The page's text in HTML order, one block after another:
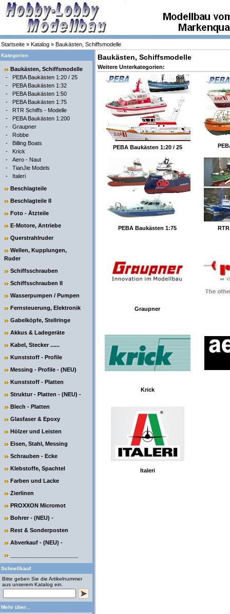
Startseite » Katalog » Baukästen, Schiffsmodelle
Kategorien
Baukästen, Schiffsmodelle
- PEBA Baukästen 1:20 / 25
- PEBA Baukästen 1:32
- PEBA Baukästen 1:50
- PEBA Baukästen 1:75
- RTR Schiffs - Modelle
- PEBA Baukästen 1:200
- Graupner
- Robbe
- Billing Boats
- Krick
- Aero - Naut
- TianJie Models
- Italeri
Beschlagteile
Beschlagteile II
Foto - Ätzteile
E-Motore, Antriebe
Querstrahlruder
Wellen, Kupplungen,
Ruder
Schiffsschrauben
Schiffsschrauben II
Wasserpumpen / Pumpen
Fernsteuerung, Elektronik
Gabelköpfe, Stellringe
Akkus & Ladegeräte
Kabel, Stecker ......
Kunststoff - Profile
Messing - Profile - (NEU)
Kunststoff - Platten
Struktur - Platten - (NEU) -
Blech - Platten
Glasfaser & Epoxy
Hölzer und Leisten
Eisen, Stahl, Messing
Schrauben - Ecke
Klebstoffe, Spachtel
Farben und Lacke
Zierlinen
PROXXON Micromot
Bohrer - (NEU) -
Rest & Sonderposten
Abverkauf - (NEU) -
Schnellkauf
Bitte geben Sie die Artikelnummer
aus unserem Katalog ein.
Mehr über...
Baukästen, Schiffsmodelle
Weitere Unterkategorien:
PEBA Baukästen 1:20 / 25
PEBA Baukästen 1:75
Graupner
Krick
Italeri